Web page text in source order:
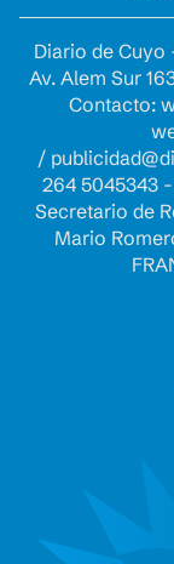
Diario de Cuyo
Av. Alem Sur
Contacto:
/
264 5045343
Secretario de
Mario